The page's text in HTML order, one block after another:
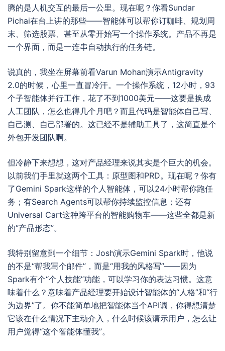
腾的是人机交互的最后一公里。现在呢？你看Sundar
Pichai在台上讲的那些——智能体可以帮你订咖啡、规划周
末、筛选股票、甚至从零开始写一个操作系统。产品不再是
一个界面，而是一连串自动执行的任务链。
说真的，我坐在屏幕前看Varun Mohan演示Antigravity
2.0的时候，心里一直冒冷汗。一个操作系统，12小时，93
个子智能体并行工作，花了不到1000美元——这要是换成
人工团队，怎么也得几个月吧？而且代码是智能体自己写、
自己测、自己部署的。这已经不是辅助工具了，这简直是个
外包开发团队啊。
但冷静下来想想，这对产品经理来说其实是个巨大的机会。
以前我们手里就这两个工具：原型图和PRD。现在呢？你有
了Gemini Spark这样的个人智能体，可以24小时帮你跑任
务；有Search Agents可以帮你持续监控信息；还有
Universal Cart这种跨平台的智能购物车——这些全都是新
的“产品形态”。
我特别留意到一个细节：Josh演示Gemini Spark时，他说
的不是“帮我写个邮件”，而是“用我的风格写”——因为
Spark有个“个人技能”功能，可以学习你的表达习惯。这意
味着什么？意味着产品经理要开始设计智能体的“人格”和“行
为边界”了。你不能简单地把智能体当个API调，你得想清楚
它该在什么情况下主动介入，什么时候该请示用户，怎么让
用户觉得“这个智能体懂我”。